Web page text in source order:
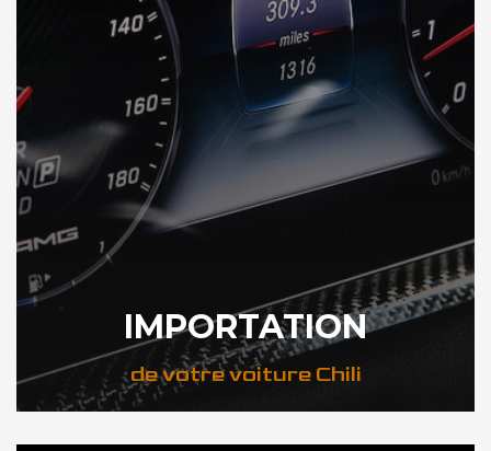
IMPORTATION
de votre voiture Chili